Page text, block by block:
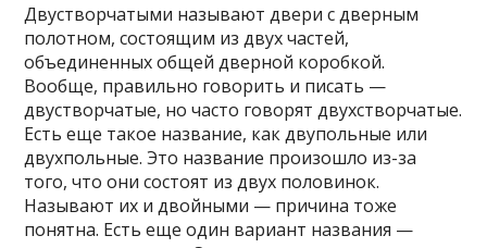
Двустворчатыми называют двери с дверным
полотном, состоящим из двух частей,
объединенных общей дверной коробкой.
Вообще, правильно говорить и писать —
двустворчатые, но часто говорят двухстворчатые.
Есть еще такое название, как двупольные или
двухпольные. Это название произошло из-за
того, что они состоят из двух половинок.
Называют их и двойными — причина тоже
понятна. Есть еще один вариант названия —